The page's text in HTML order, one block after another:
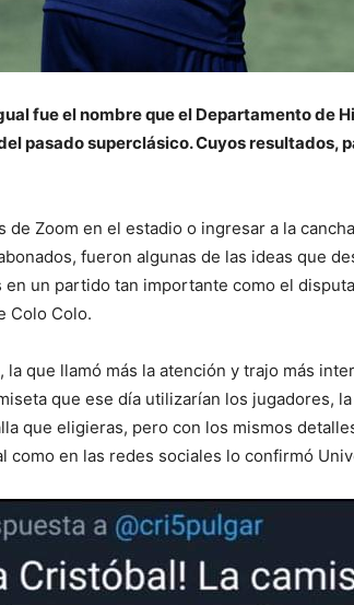
fue el nombre que el Departamento de
pasado superclásico. Cuyos resultados,
de Zoom en el estadio o ingresar a la
fueron algunas de las ideas que
en un partido tan importante como el
Colo Colo.
la que llamó más la atención y trajo más
que ese día utilizarían los jugadores,
que eligieras, pero con los mismos
como en las redes sociales lo confirmó